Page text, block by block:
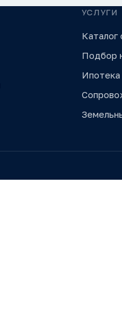
УСЛУГИ
Каталог
Подбор
Ипотека